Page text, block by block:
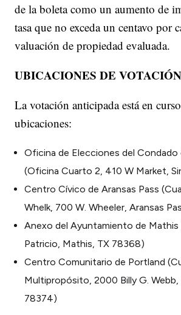
de la boleta como un aumento de
tasa que no exceda un centavo por
valuación de propiedad evaluada.
UBICACIONES DE
La votación anticipada está en
ubicaciones:
Oficina de Elecciones del Condado
(Oficina Cuarto 2, 410 W Market,
Centro Cívico de Aransas Pass
Whelk, 700 W. Wheeler, Aransas
Anexo del Ayuntamiento de Mathis
Patricio, Mathis, TX 78368)
Centro Comunitario de Portland
Multipropósito, 2000 Billy G.
78374)